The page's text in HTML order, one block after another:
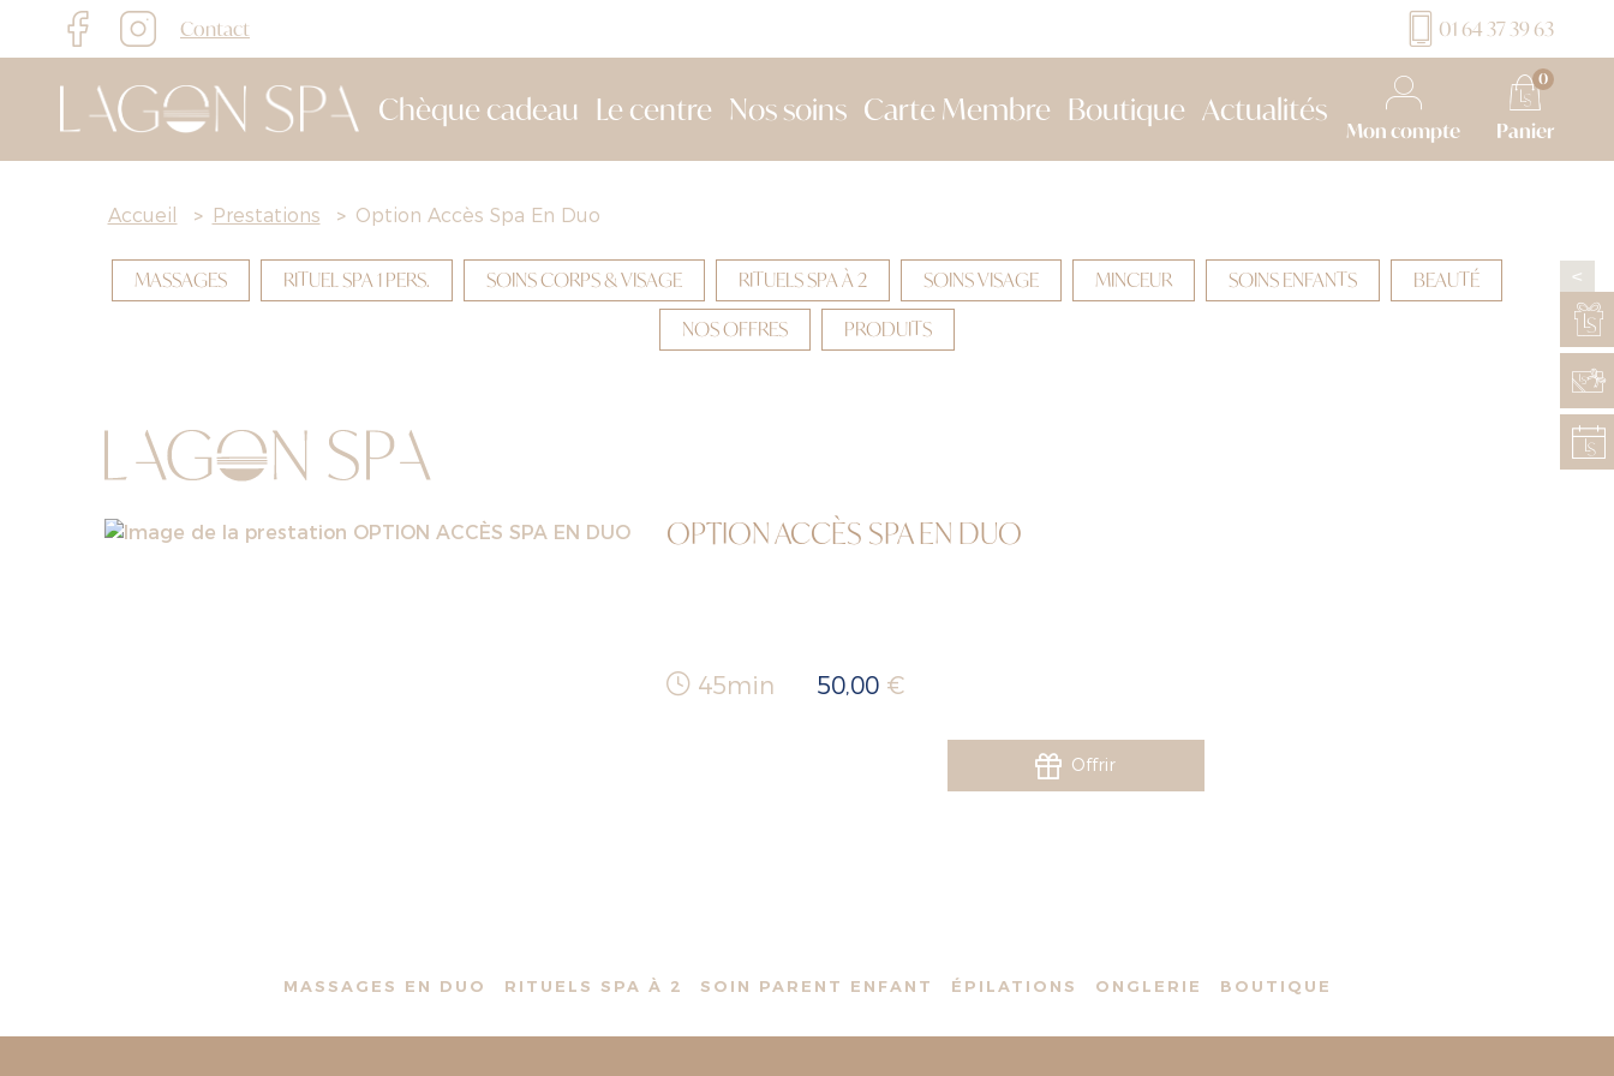
Contact 01 64 37 39 63
Chèque cadeau Le centre Nos soins Carte Membre Boutique Actualités
Mon compte
0
Panier
>
Accueil > Prestations > Option Accès Spa En Duo
MASSAGES RITUEL SPA 1 PERS. SOINS CORPS & VISAGE RITUELS SPA À 2 SOINS VISAGE MINCEUR SOINS ENFANTS
BEAUTÉ
NOS OFFRES
PRODUITS
OPTION ACCÈS SPA EN DUO
45min 50,00 €
Offrir
MASSAGES EN DUO RITUELS SPA À 2 SOIN PARENT ENFANT ÉPILATIONS ONGLERIE BOUTIQUE